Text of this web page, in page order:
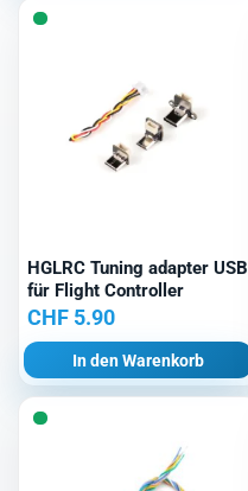
HGLRC Tuning adapter USB
für Flight Controller
CHF 5.90
In den Warenkorb